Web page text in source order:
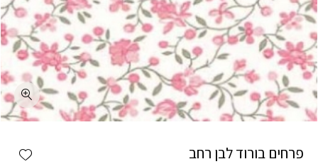
פרחים בורוד לבן רחב